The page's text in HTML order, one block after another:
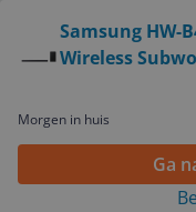
Samsung HW-
Wireless
Morgen in huis
Ga
Service
Algemeen